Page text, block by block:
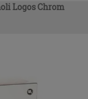
Logos Chrom